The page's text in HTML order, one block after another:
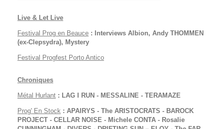
Live & Let Live
Festival Prog en Beauce : Interviews Albion, Andy THOMMEN
(ex-Clepsydra), Mystery
Festival Progfest Porto Antico
Chroniques
Métal Hurlant : LAG I RUN - MESSALINE - TERAMAZE
Prog' En Stock : APAIRYS - The ARISTOCRATS - BAROCK
PROJECT - CELLAR NOISE - Michele CONTA - Rosalie